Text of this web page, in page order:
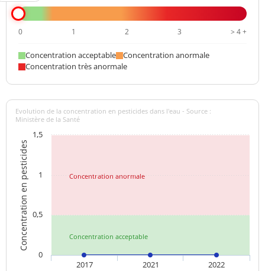
0 1 2 3 > 4 +
Concentration acceptable
Concentration anormale
Concentration très anormale
Concentration acceptable
Concentration anormale
Concentration en pesticides
Evolution de la concentration en pesticides dans l'eau - Source :
Ministère de la Santé
2017 2021 2022
0
0,5
1
1,5